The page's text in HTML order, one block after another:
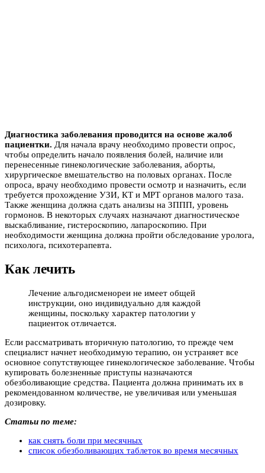
Диагностика заболевания проводится на основе жалоб
пациентки. Для начала врачу необходимо провести опрос,
чтобы определить начало появления болей, наличие или
перенесенные гинекологические заболевания, аборты,
хирургическое вмешательство на половых органах. После
опроса, врачу необходимо провести осмотр и назначить, если
требуется прохождение УЗИ, КТ и МРТ органов малого таза.
Также женщина должна сдать анализы на ЗППП, уровень
гормонов. В некоторых случаях назначают диагностическое
выскабливание, гистероскопию, лапароскопию. При
необходимости женщина должна пройти обследование уролога,
психолога, психотерапевта.
Как лечить
Лечение альгодисменореи не имеет общей
инструкции, оно индивидуально для каждой
женщины, поскольку характер патологии у
пациенток отличается.
Если рассматривать вторичную патологию, то прежде чем
специалист начнет необходимую терапию, он устраняет все
основное сопутствующее гинекологическое заболевание. Чтобы
купировать болезненные приступы назначаются
обезболивающие средства. Пациента должна принимать их в
рекомендованном количестве, не увеличивая или уменьшая
дозировку.
Статьи по теме:
как снять боли при месячных
список обезболивающих таблеток во время месячных